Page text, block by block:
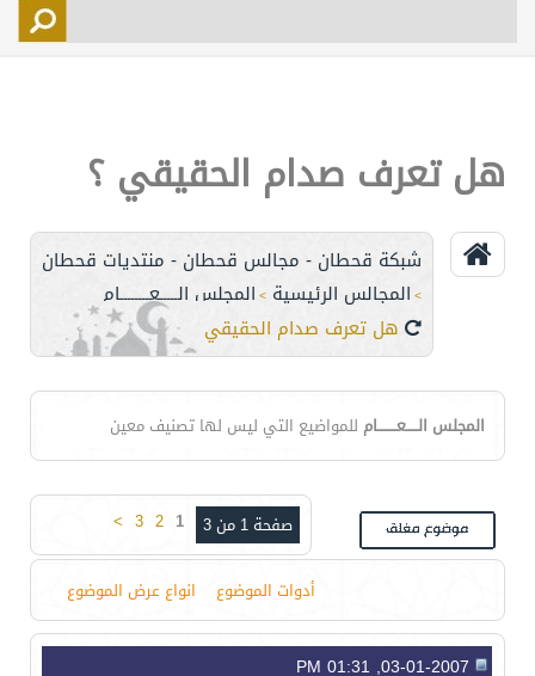
اتصل بنا
هل تعرف صدام الحقيقي ؟
شبكة قحطان - مجالس قحطان - منتديات قحطان
> المجالس الرئيسية > المجلس الـــــعــــــــام
هل تعرف صدام الحقيقي ؟
المجلس الـــــعــــــــام للمواضيع التي ليس لها تصنيف معين
صفحة 1 من 3 1
2
3
>
أدوات الموضوع انواع عرض الموضوع